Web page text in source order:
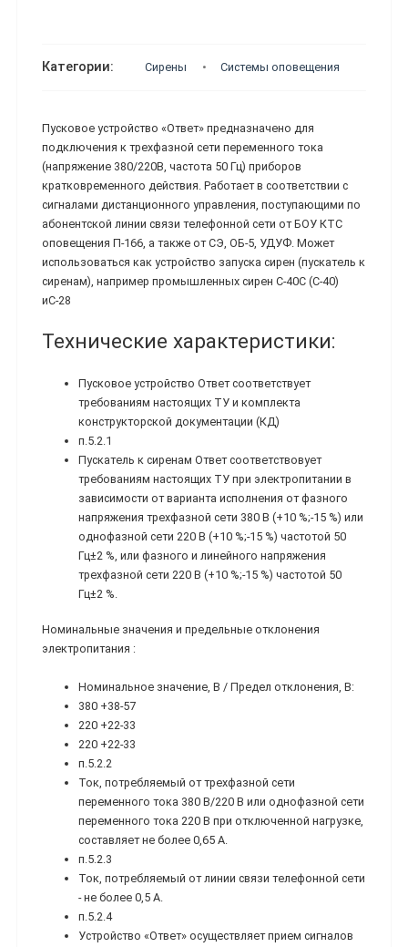
Категории: Сирены Системы оповещения
Пусковое устройство «Ответ» предназначено для
подключения к трехфазной сети переменного тока
(напряжение 380/220В, частота 50 Гц) приборов
кратковременного действия. Работает в соответствии с
сигналами дистанционного управления, поступающими по
абонентской линии связи телефонной сети от БОУ КТС
оповещения П-166, а также от СЭ, ОБ-5, УДУФ. Может
использоваться как устройство запуска сирен (пускатель к
сиренам), например промышленных сирен С-40С (С-40)
иС-28
Технические характеристики:
Пусковое устройство Ответ соответствует
требованиям настоящих ТУ и комплекта
конструкторской документации (КД)
п.5.2.1
Пускатель к сиренам Ответ соответствовует
требованиям настоящих ТУ при электропитании в
зависимости от варианта исполнения от фазного
напряжения трехфазной сети 380 В (+10 %;-15 %) или
однофазной сети 220 В (+10 %;-15 %) частотой 50
Гц±2 %, или фазного и линейного напряжения
трехфазной сети 220 В (+10 %;-15 %) частотой 50
Гц±2 %.
Номинальные значения и предельные отклонения
электропитания :
Номинальное значение, В / Предел отклонения, В:
380 +38-57
220 +22-33
220 +22-33
п.5.2.2
Ток, потребляемый от трехфазной сети
переменного тока 380 В/220 В или однофазной сети
переменного тока 220 В при отключенной нагрузке,
составляет не более 0,65 А.
п.5.2.3
Ток, потребляемый от линии связи телефонной сети
- не более 0,5 А.
п.5.2.4
Устройство «Ответ» осуществляет прием сигналов